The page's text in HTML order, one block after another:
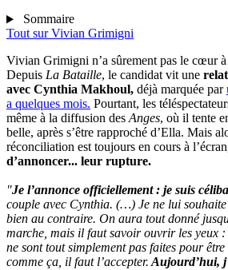
Sommaire
Tout surVivian Grimigni
Vivian Grimigni n’a sûrement pas le cœur
Depuis La Bataille, le candidat vit une
avec Cynthia Makhoul, déjà marquée par
a quelques mois. Pourtant, les
même à la diffusion desAnges, où il tente
belle, après s’être rapproché d’Ella. Mais
réconciliation est toujours en cours à
d’annoncer... leur rupture.
"Je l’annonce officiellement : je suis
couple avec Cynthia. (…) Je ne lui
bien au contraire. On aura tout donné
marche, mais il faut savoir ouvrir les yeux
ne sont tout simplement pas faites pour être
comme ça, il faut l’accepter.Aujourd’hui,